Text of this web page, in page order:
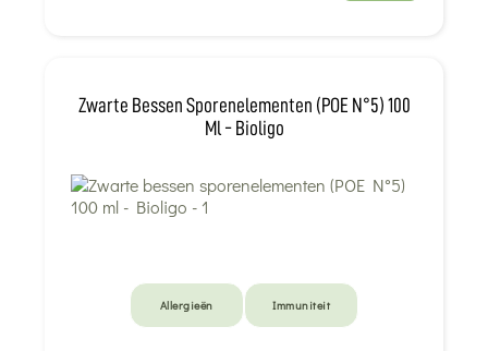
Zwarte Bessen Sporenelementen (POE N°5) 100
Ml - Bioligo
Allergieën Immuniteit